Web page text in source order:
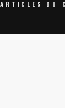
ARTICLES DU